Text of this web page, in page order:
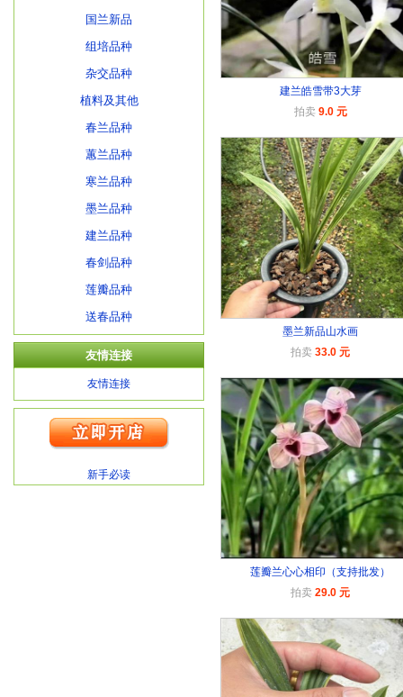
国兰新品
组培品种
杂交品种
植料及其他
春兰品种
蕙兰品种
寒兰品种
墨兰品种
建兰品种
春剑品种
莲瓣品种
送春品种
友情连接
友情连接
新手必读
建兰皓雪带3大芽
拍卖 9.0 元
墨兰新品山水画
拍卖 33.0 元
莲瓣兰心心相印（支持批发）
拍卖 29.0 元